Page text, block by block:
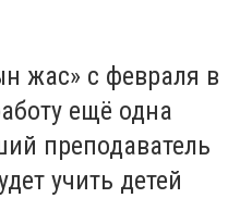
жас» с февраля в
ещё одна
преподаватель
учить детей